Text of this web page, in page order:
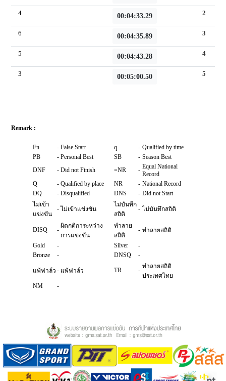
4 00:04:33.29 2
6 00:04:35.89 3
5 00:04:43.28 4
3 00:05:00.50 5
Remark :
Fn - False Start q - Qualified by time
PB
- Personal Best SB - Season Best
DNF
- Did not Finish =NR - Equal National
Record
Q
- Qualified by place NR - National Record
DQ
- Disqualified DNS - Did not Start
ไม่เข้า
แข่งขัน
- ไม่เข้าแข่งขัน
ไม่บันทึก
สถิติ
- ไม่บันทึกสถิติ
DISQ -
ผิดกติการะหว่าง
การแข่งขัน
ทำลาย
สถิติ
- ทำลายสถิติ
Gold - Silver
-
Bronze
- DNSQ -
แพ้ฟาล์ว - แพ้ฟาล์ว TR -
ทำลายสถิติ
ประเทศไทย
NM
-